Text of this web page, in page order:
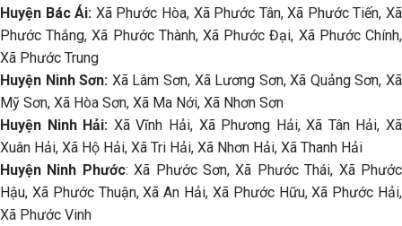
Huyện Bác Ái: Xã Phước Hòa, Xã Phước Tân, Xã Phước Tiến, Xã
Phước Thắng, Xã Phước Thành, Xã Phước Đại, Xã Phước Chính,
Xã Phước Trung
Huyện Ninh Sơn: Xã Lâm Sơn, Xã Lương Sơn, Xã Quảng Sơn, Xã
Mỹ Sơn, Xã Hòa Sơn, Xã Ma Nới, Xã Nhơn Sơn
Huyện Ninh Hải: Xã Vĩnh Hải, Xã Phương Hải, Xã Tân Hải, Xã
Xuân Hải, Xã Hộ Hải, Xã Tri Hải, Xã Nhơn Hải, Xã Thanh Hải
Huyện Ninh Phước: Xã Phước Sơn, Xã Phước Thái, Xã Phước
Hậu, Xã Phước Thuận, Xã An Hải, Xã Phước Hữu, Xã Phước Hải,
Xã Phước Vinh